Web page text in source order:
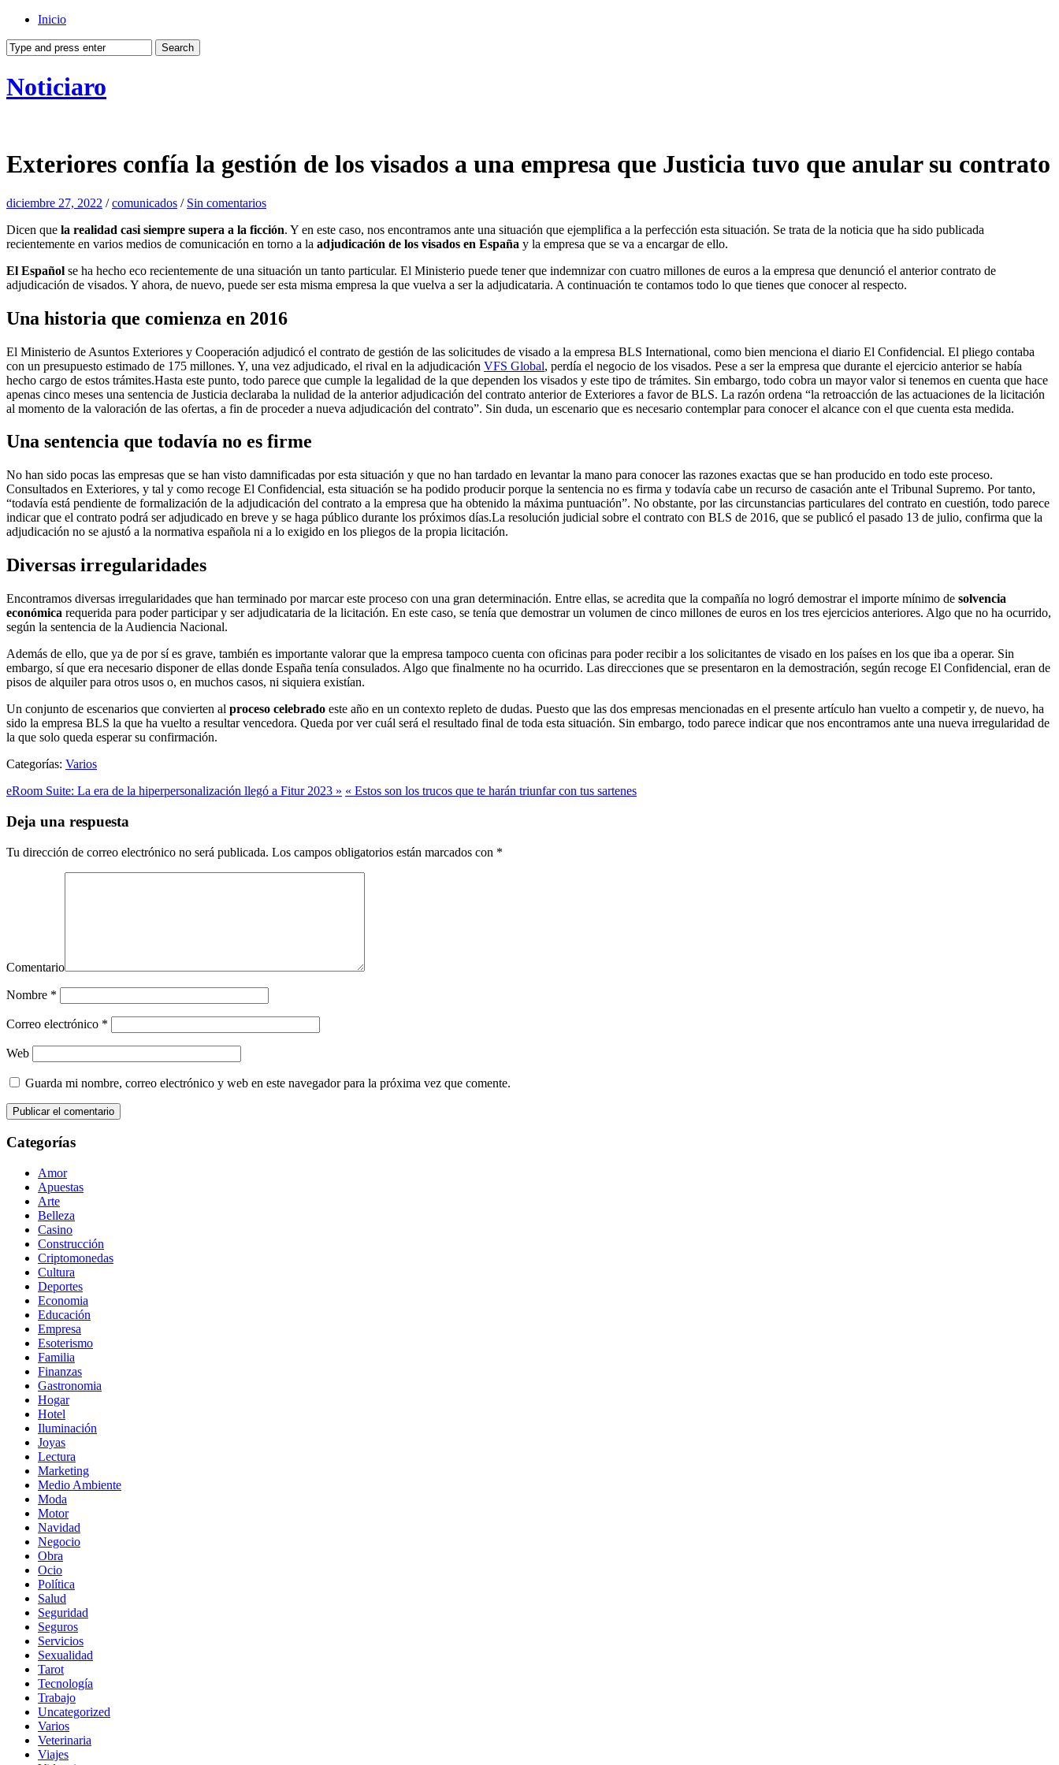
Inicio
Noticiaro
Exteriores confía la gestión de los visados a una empresa que Justicia tuvo que anular su contrato
diciembre 27, 2022 /comunicados / Sin comentarios
Dicen que la realidad casi siempre supera a la ficción. Y en este caso, nos encontramos ante una situación que ejemplifica a la perfección esta situación. Se trata de la noticia que ha sido publicada
recientemente en varios medios de comunicación en torno a la adjudicación de los visados en España y la empresa que se va a encargar de ello.
El Español se ha hecho eco recientemente de una situación un tanto particular. El Ministerio puede tener que indemnizar con cuatro millones de euros a la empresa que denunció el anterior contrato de
adjudicación de visados. Y ahora, de nuevo, puede ser esta misma empresa la que vuelva a ser la adjudicataria. A continuación te contamos todo lo que tienes que conocer al respecto.
Una historia que comienza en 2016
El Ministerio de Asuntos Exteriores y Cooperación adjudicó el contrato de gestión de las solicitudes de visado a la empresa BLS International, como bien menciona el diario El Confidencial. El pliego contaba
con un presupuesto estimado de 175 millones. Y, una vez adjudicado, el rival en la adjudicación VFS Global, perdía el negocio de los visados. Pese a ser la empresa que durante el ejercicio anterior se había
hecho cargo de estos trámites.Hasta este punto, todo parece que cumple la legalidad de la que dependen los visados y este tipo de trámites. Sin embargo, todo cobra un mayor valor si tenemos en cuenta que hace
apenas cinco meses una sentencia de Justicia declaraba la nulidad de la anterior adjudicación del contrato anterior de Exteriores a favor de BLS. La razón ordena “la retroacción de las actuaciones de la licitación
al momento de la valoración de las ofertas, a fin de proceder a nueva adjudicación del contrato”. Sin duda, un escenario que es necesario contemplar para conocer el alcance con el que cuenta esta medida.
Una sentencia que todavía no es firme
No han sido pocas las empresas que se han visto damnificadas por esta situación y que no han tardado en levantar la mano para conocer las razones exactas que se han producido en todo este proceso.
Consultados en Exteriores, y tal y como recoge El Confidencial, esta situación se ha podido producir porque la sentencia no es firma y todavía cabe un recurso de casación ante el Tribunal Supremo. Por tanto,
“todavía está pendiente de formalización de la adjudicación del contrato a la empresa que ha obtenido la máxima puntuación”. No obstante, por las circunstancias particulares del contrato en cuestión, todo parece
indicar que el contrato podrá ser adjudicado en breve y se haga público durante los próximos días.La resolución judicial sobre el contrato con BLS de 2016, que se publicó el pasado 13 de julio, confirma que la
adjudicación no se ajustó a la normativa española ni a lo exigido en los pliegos de la propia licitación.
Diversas irregularidades
Encontramos diversas irregularidades que han terminado por marcar este proceso con una gran determinación. Entre ellas, se acredita que la compañía no logró demostrar el importe mínimo de solvencia
económica requerida para poder participar y ser adjudicataria de la licitación. En este caso, se tenía que demostrar un volumen de cinco millones de euros en los tres ejercicios anteriores. Algo que no ha ocurrido,
según la sentencia de la Audiencia Nacional.
Además de ello, que ya de por sí es grave, también es importante valorar que la empresa tampoco cuenta con oficinas para poder recibir a los solicitantes de visado en los países en los que iba a operar. Sin
embargo, sí que era necesario disponer de ellas donde España tenía consulados. Algo que finalmente no ha ocurrido. Las direcciones que se presentaron en la demostración, según recoge El Confidencial, eran de
pisos de alquiler para otros usos o, en muchos casos, ni siquiera existían.
Un conjunto de escenarios que convierten al proceso celebrado este año en un contexto repleto de dudas. Puesto que las dos empresas mencionadas en el presente artículo han vuelto a competir y, de nuevo, ha
sido la empresa BLS la que ha vuelto a resultar vencedora. Queda por ver cuál será el resultado final de toda esta situación. Sin embargo, todo parece indicar que nos encontramos ante una nueva irregularidad de
la que solo queda esperar su confirmación.
Categorías: Varios
eRoom Suite: La era de la hiperpersonalización llegó a Fitur 2023 » « Estos son los trucos que te harán triunfar con tus sartenes
Deja una respuesta
Tu dirección de correo electrónico no será publicada. Los campos obligatorios están marcados con *
Comentario
Nombre *
Correo electrónico *
Web
Guarda mi nombre, correo electrónico y web en este navegador para la próxima vez que comente.
Categorías
Amor
Apuestas
Arte
Belleza
Casino
Construcción
Criptomonedas
Cultura
Deportes
Economia
Educación
Empresa
Esoterismo
Familia
Finanzas
Gastronomia
Hogar
Hotel
Iluminación
Joyas
Lectura
Marketing
Medio Ambiente
Moda
Motor
Navidad
Negocio
Obra
Ocio
Política
Salud
Seguridad
Seguros
Servicios
Sexualidad
Tarot
Tecnología
Trabajo
Uncategorized
Varios
Veterinaria
Viajes